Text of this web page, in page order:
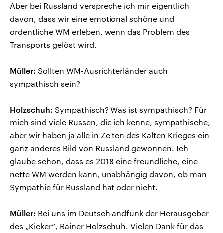
Aber bei Russland verspreche ich mir eigentlich
davon, dass wir eine emotional schöne und
ordentliche WM erleben, wenn das Problem des
Transports gelöst wird.
Müller: Sollten WM-Ausrichterländer auch
sympathisch sein?
Holzschuh: Sympathisch? Was ist sympathisch? Für
mich sind viele Russen, die ich kenne, sympathische,
aber wir haben ja alle in Zeiten des Kalten Krieges ein
ganz anderes Bild von Russland gewonnen. Ich
glaube schon, dass es 2018 eine freundliche, eine
nette WM werden kann, unabhängig davon, ob man
Sympathie für Russland hat oder nicht.
Müller: Bei uns im Deutschlandfunk der Herausgeber
des „Kicker“, Rainer Holzschuh. Vielen Dank für das